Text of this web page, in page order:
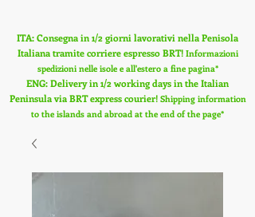
ITA: Consegna in 1/2 giorni lavorativi nella Penisola
Italiana tramite corriere espresso BRT! Informazioni
spedizioni nelle isole e all'estero a fine pagina*
ENG: Delivery in 1/2 working days in the Italian
Peninsula via BRT express courier! Shipping information
to the islands and abroad at the end of the page*